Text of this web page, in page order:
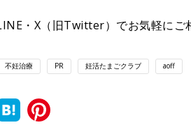
・X（旧Twitter）でお気軽にご
不妊治療 PR 妊活たまごクラブ aoff